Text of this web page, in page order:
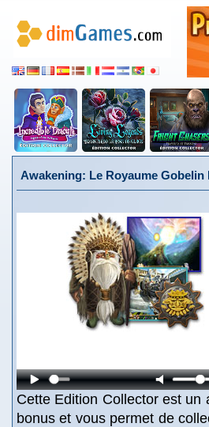
Awakening: Le Royaume
Cette Edition Collector est
bonus et vous permet de